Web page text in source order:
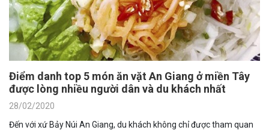
Điểm danh top 5 món ăn vặt An Giang ở miền Tây
được lòng nhiều người dân và du khách nhất
28/02/2020
Đến với xứ Bảy Núi An Giang, du khách không chỉ được tham quan